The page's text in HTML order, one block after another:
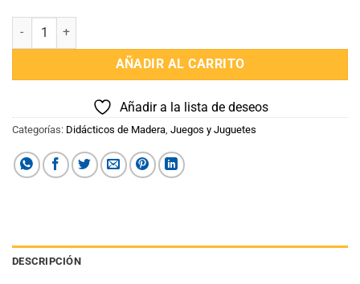
Valija de Bombero Madera cantidad
AÑADIR AL CARRITO
Añadir a la lista de deseos
Categorías: Didácticos de Madera Juegos y Juguetes
DESCRIPCIÓN